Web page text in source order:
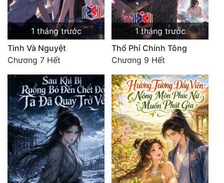
1 tháng trước
Tinh Và Nguyệt
Chương 7 Hết
1 tháng trước
Thổ Phỉ Chính Tông
Chương 9 Hết